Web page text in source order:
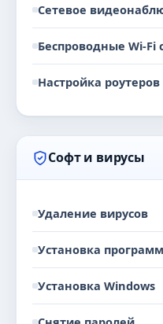
Сетевое
Беспроводные Wi-Fi
Настройка роутеров
Софт и вирусы
Удаление вирусов
Установка программ
Установка Windows